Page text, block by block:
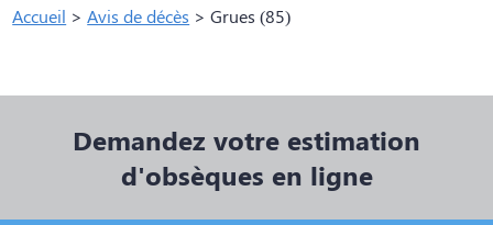
Accueil >Avis de décès >Grues (85)
Demandez votre estimation
d'obsèques en ligne